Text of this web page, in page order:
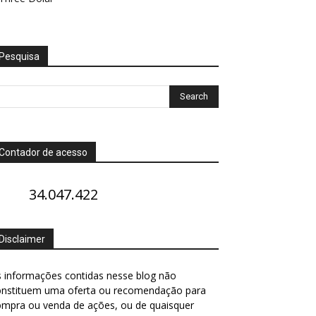
Pesquisa
de acesso
34.047.422
Disclaimer
informações contidas nesse blog não
uma oferta ou recomendação para
ou venda de ações, ou de quaisquer